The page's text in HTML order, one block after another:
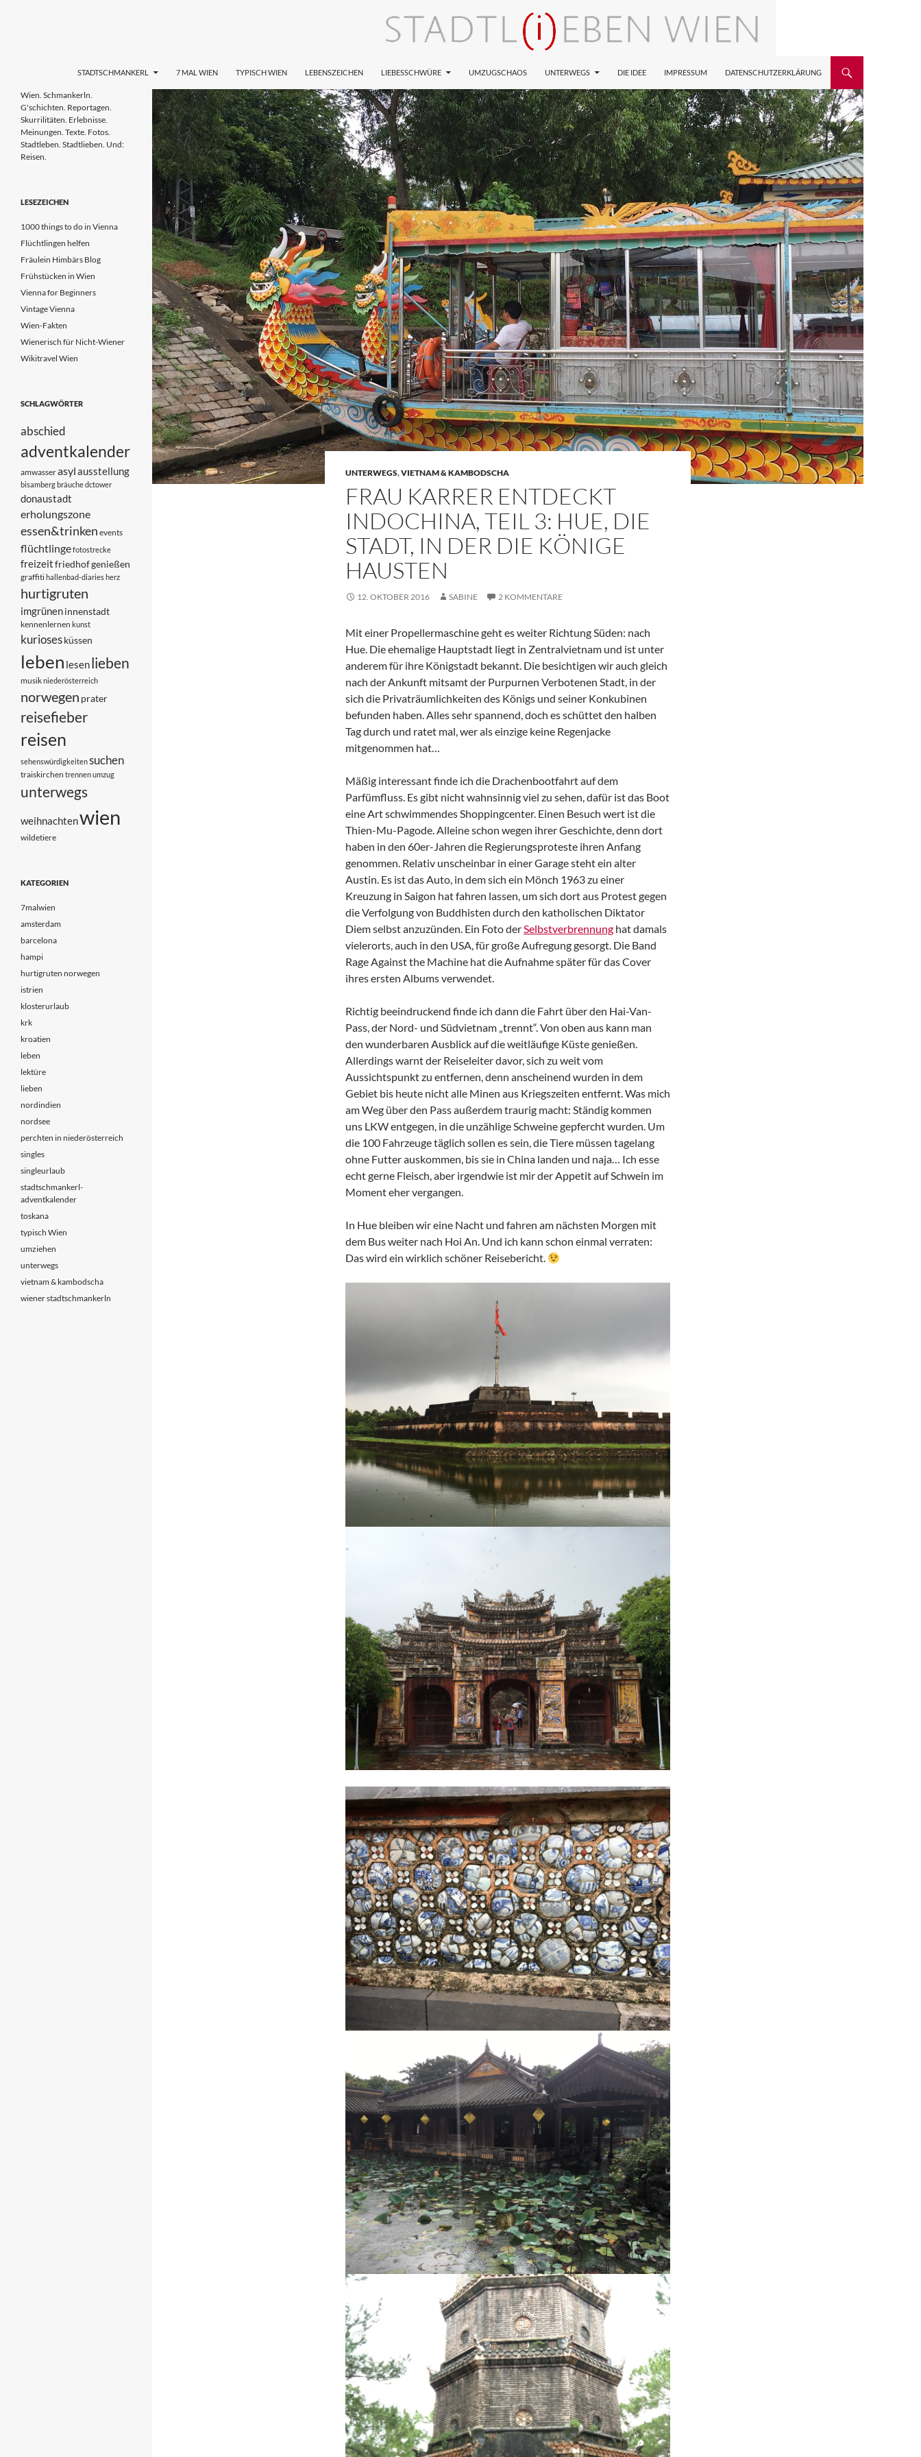
STADTL(i)EBEN WIEN
STADTSCHMANKERL 7 MAL WIEN TYPISCH WIEN LEBENSZEICHEN LIEBESSCHWÜRE UMZUGSCHAOS UNTERWEGS DIE IDEE IMPRESSUM DATENSCHUTZERKLÄRUNG
UNTERWEGS,VIETNAM & KAMBODSCHA
FRAU KARRER ENTDECKT
INDOCHINA, TEIL 3: HUE, DIE
STADT, IN DER DIE KÖNIGE
HAUSTEN
12. OKTOBER 2016 SABINE 2 KOMMENTARE
Mit einer Propellermaschine geht es weiter Richtung Süden: nach
Hue. Die ehemalige Hauptstadt liegt in Zentralvietnam und ist unter
anderem für ihre Königstadt bekannt. Die besichtigen wir auch gleich
nach der Ankunft mitsamt der Purpurnen Verbotenen Stadt, in der
sich die Privaträumlichkeiten des Königs und seiner Konkubinen
befunden haben. Alles sehr spannend, doch es schüttet den halben
Tag durch und ratet mal, wer als einzige keine Regenjacke
mitgenommen hat…
Mäßig interessant finde ich die Drachenbootfahrt auf dem
Parfümfluss. Es gibt nicht wahnsinnig viel zu sehen, dafür ist das Boot
eine Art schwimmendes Shoppingcenter. Einen Besuch wert ist die
Thien-Mu-Pagode. Alleine schon wegen ihrer Geschichte, denn dort
haben in den 60er-Jahren die Regierungsproteste ihren Anfang
genommen. Relativ unscheinbar in einer Garage steht ein alter
Austin. Es ist das Auto, in dem sich ein Mönch 1963 zu einer
Kreuzung in Saigon hat fahren lassen, um sich dort aus Protest gegen
die Verfolgung von Buddhisten durch den katholischen Diktator
Diem selbst anzuzünden. Ein Foto derSelbstverbrennung hat damals
vielerorts, auch in den USA, für große Aufregung gesorgt. Die Band
Rage Against the Machine hat die Aufnahme später für das Cover
ihres ersten Albums verwendet.
Richtig beeindruckend finde ich dann die Fahrt über den Hai-Van-
Pass, der Nord- und Südvietnam „trennt“. Von oben aus kann man
den wunderbaren Ausblick auf die weitläufige Küste genießen.
Allerdings warnt der Reiseleiter davor, sich zu weit vom
Aussichtspunkt zu entfernen, denn anscheinend wurden in dem
Gebiet bis heute nicht alle Minen aus Kriegszeiten entfernt. Was mich
am Weg über den Pass außerdem traurig macht: Ständig kommen
uns LKW entgegen, in die unzählige Schweine gepfercht wurden. Um
die 100 Fahrzeuge täglich sollen es sein, die Tiere müssen tagelang
ohne Futter auskommen, bis sie in China landen und naja… Ich esse
echt gerne Fleisch, aber irgendwie ist mir der Appetit auf Schwein im
Moment eher vergangen.
In Hue bleiben wir eine Nacht und fahren am nächsten Morgen mit
dem Bus weiter nach Hoi An. Und ich kann schon einmal verraten:
Das wird ein wirklich schöner Reisebericht.
Wien. Schmankerln. G'schichten.
Reportagen. Skurrilitäten.
Erlebnisse. Meinungen. Tipps. Texte.
Fotos. Stadtleben & Stadtlieben.
Wien. Schmankerln.
G'schichten. Reportagen.
Skurrilitäten. Erlebnisse.
Meinungen. Texte. Fotos.
Stadtleben. Stadtlieben. Und:
Reisen.
LESEZEICHEN
1000 things to do in Vienna
Flüchtlingen helfen
Fräulein Himbärs Blog
Frühstücken in Wien
Vienna for Beginners
Vintage Vienna
Wien-Fakten
Wienerisch für Nicht-Wiener
Wikitravel Wien
SCHLAGWÖRTER
abschied
adventkalender
amwasserasylausstellung
bisambergbräuchedctower
donaustadt
erholungszone
essen&trinken events
flüchtlingefotostrecke
freizeitfriedhofgenießen
graffitihallenbad-diariesherz
hurtigruten
imgrüneninnenstadt
kennenlernen kunst
kuriosesküssen
leben lesenlieben
musikniederösterreich
norwegen prater
reisefieber
reisen
sehenswürdigkeitensuchen
traiskirchen trennenumzug
unterwegs
weihnachtenwien
wildetiere
KATEGORIEN
7malwien
amsterdam
barcelona
hampi
hurtigruten norwegen
istrien
klosterurlaub
krk
kroatien
leben
lektüre
lieben
nordindien
nordsee
perchten in niederösterreich
singles
singleurlaub
stadtschmankerl-
adventkalender
toskana
typisch Wien
umziehen
unterwegs
vietnam & kambodscha
wiener stadtschmankerln